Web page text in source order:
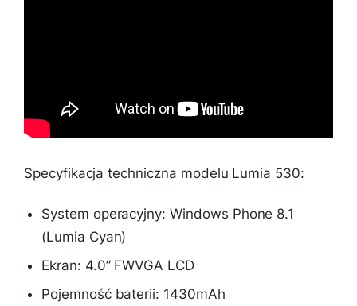
Specyfikacja techniczna modelu Lumia 530:
System operacyjny: Windows Phone 8.1
(Lumia Cyan)
Ekran: 4.0” FWVGA LCD
Pojemność baterii: 1430mAh